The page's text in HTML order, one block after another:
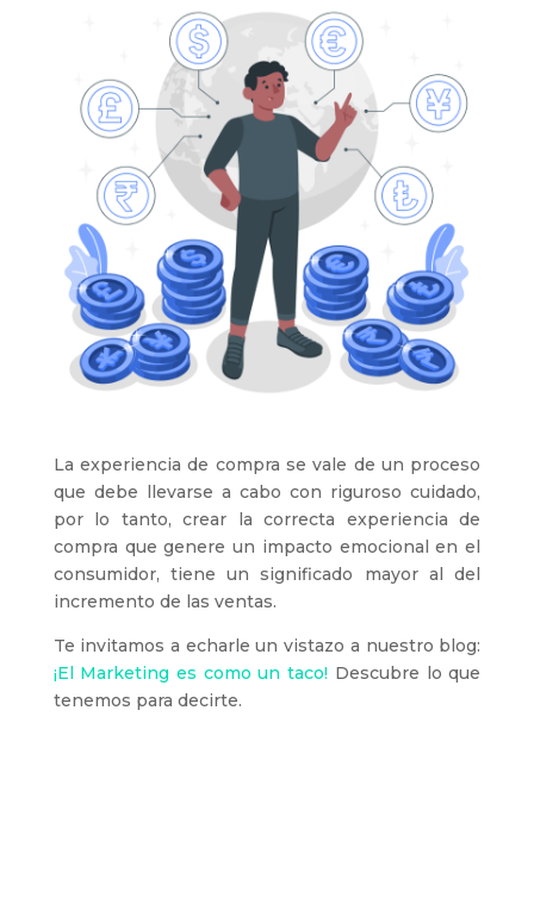
La experiencia de compra se vale de un proceso
que debe llevarse a cabo con riguroso cuidado,
por lo tanto, crear la correcta experiencia de
compra que genere un impacto emocional en el
consumidor, tiene un significado mayor al del
incremento de las ventas.
Te invitamos a echarle un vistazo a nuestro blog:
¡El Marketing es como un taco! Descubre lo que
tenemos para decirte.